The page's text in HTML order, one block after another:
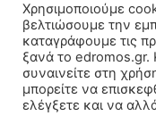
Εγγραφή
Χρησιμοποιούμε
βελτιώσουμε την
καταγράφουμε τις
ξανά το edromos.gr.
συναινείτε στη
μπορείτε να
ελέγξετε και να